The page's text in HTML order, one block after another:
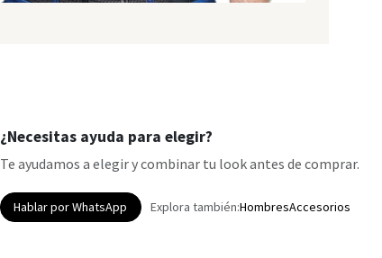
¿Necesitas ayuda para elegir?
Te ayudamos a elegir y combinar tu look antes de comprar.
Hablar por WhatsApp Explora también:HombresAccesorios